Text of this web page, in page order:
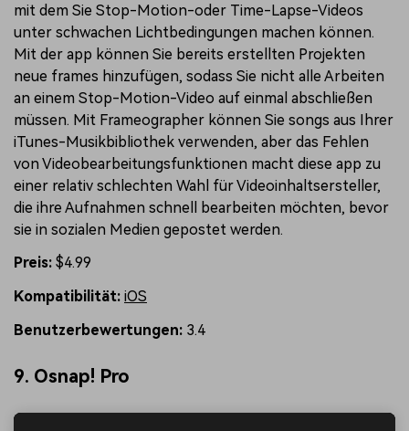
mit dem Sie Stop-Motion-oder Time-Lapse-Videos
unter schwachen Lichtbedingungen machen können.
Mit der app können Sie bereits erstellten Projekten
neue frames hinzufügen, sodass Sie nicht alle Arbeiten
an einem Stop-Motion-Video auf einmal abschließen
müssen. Mit Frameographer können Sie songs aus Ihrer
iTunes-Musikbibliothek verwenden, aber das Fehlen
von Videobearbeitungsfunktionen macht diese app zu
einer relativ schlechten Wahl für Videoinhaltsersteller,
die ihre Aufnahmen schnell bearbeiten möchten, bevor
sie in sozialen Medien gepostet werden.
Preis: $4.99
Kompatibilität: iOS
Benutzerbewertungen: 3.4
9. Osnap! Pro